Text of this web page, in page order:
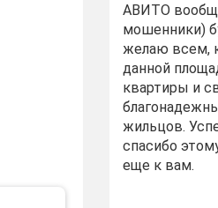
АВИТО
мошенники)
желаю всем,
данной
квартиры и
жильцов.
спасибо
еще к вам.